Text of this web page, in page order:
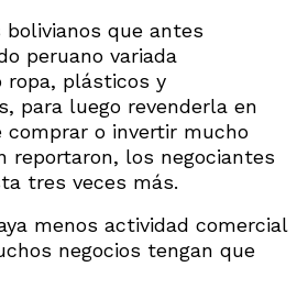
que antes
peruano variada
ropa, plásticos y
para luego revenderla en
comprar o invertir mucho
reportaron, los negociantes
tres veces más.
menos actividad comercial
negocios tengan que